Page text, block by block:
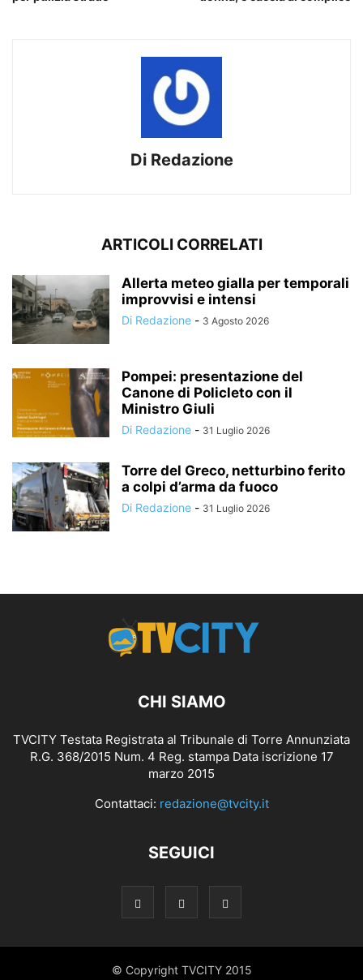
Di Redazione
ARTICOLI CORRELATI
Allerta meteo gialla per temporali
improvvisi e intensi
Di Redazione - 3 Agosto 2026
Pompei: presentazione del
Canone di Policleto con il
Ministro Giuli
Di Redazione - 31 Luglio 2026
Torre del Greco, netturbino ferito
a colpi d’arma da fuoco
Di Redazione - 31 Luglio 2026
CHI SIAMO
TVCITY Testata Registrata al Tribunale di Torre Annunziata
R.G. 368/2015 Num. 4 Reg. stampa Data iscrizione 17
marzo 2015
Contattaci: redazione@tvcity.it
SEGUICI
© Copyright TVCITY 2015